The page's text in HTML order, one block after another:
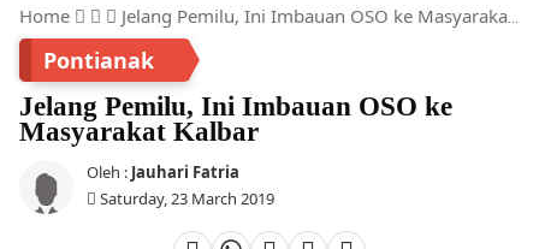
Home Jelang Pemilu, Ini Imbauan OSO ke Masyarakat Kalbar
Pontianak
Jelang Pemilu, Ini Imbauan OSO ke
Masyarakat Kalbar
Oleh : Jauhari Fatria
Saturday, 23 March 2019